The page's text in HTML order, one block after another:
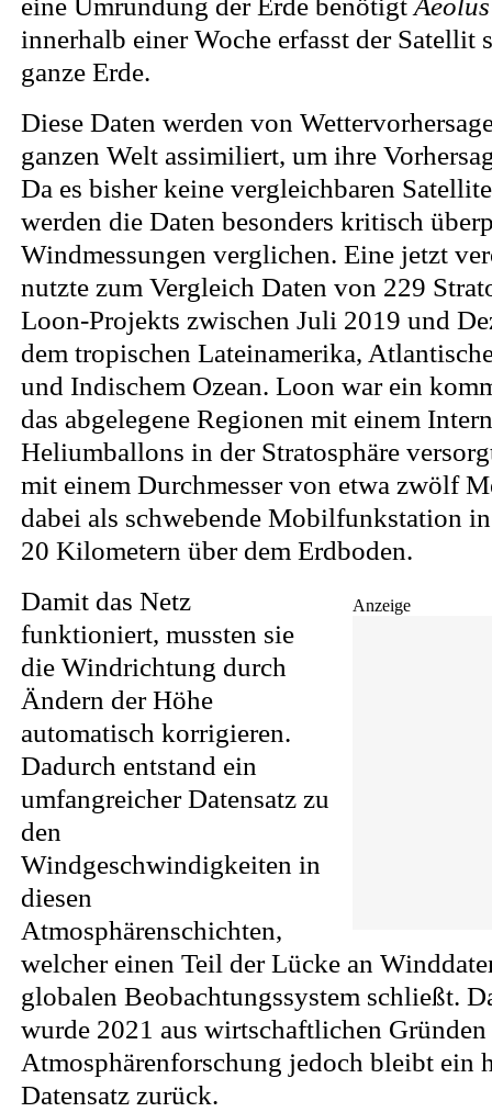
innerhalb einer Woche erfasst der Satellit
ganze Erde.
Diese Daten werden von
ganzen Welt assimiliert, um ihre
Da es bisher keine vergleichbaren
werden die Daten besonders kritisch
Windmessungen verglichen. Eine jetzt
nutzte zum Vergleich Daten von 229
Loon-Projekts zwischen Juli 2019 und
dem tropischen Lateinamerika,
und Indischem Ozean. Loon war ein
das abgelegene Regionen mit einem
Heliumballons in der Stratosphäre
mit einem Durchmesser von etwa zwölf
dabei als schwebende Mobilfunkstation
20 Kilometern über dem Erdboden.
Anzeige
Damit das Netz
funktioniert, mussten sie
die Windrichtung durch
Ändern der Höhe
automatisch korrigieren.
Dadurch entstand ein
umfangreicher Datensatz zu
den
Windgeschwindigkeiten in
diesen
Atmosphärenschichten,
welcher einen Teil der Lücke an
globalen Beobachtungssystem schließt.
wurde 2021 aus wirtschaftlichen
Atmosphärenforschung jedoch bleibt ein
Datensatz zurück.